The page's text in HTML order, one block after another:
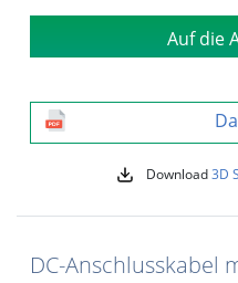
Auf die
Download3D
DC-Anschlusskabel